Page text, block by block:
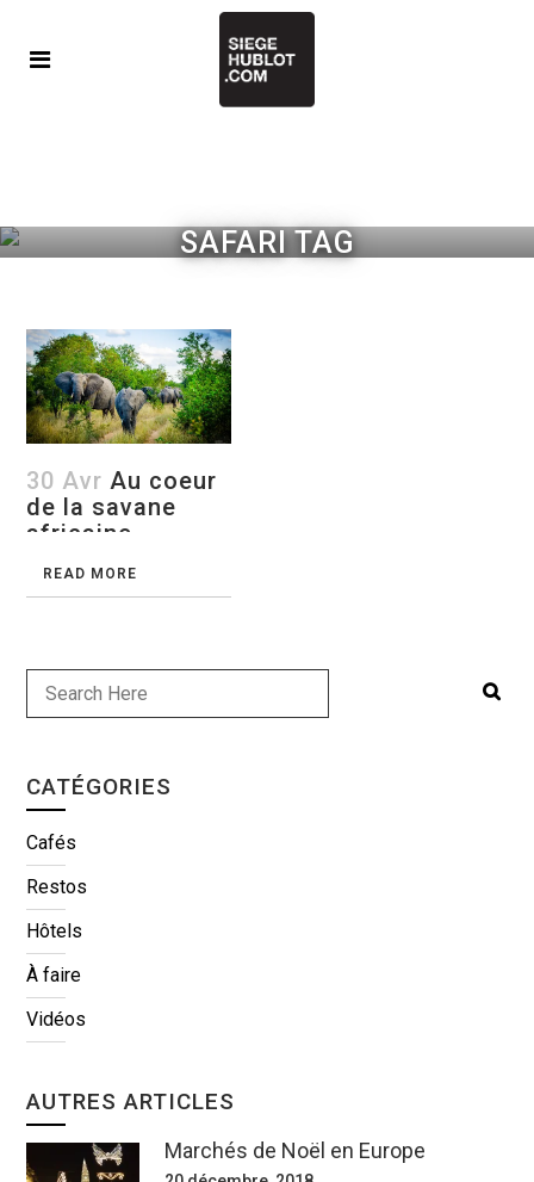
SAFARI TAG
30 Avr Au coeur
de la savane
africaine
READ MORE
CATÉGORIES
Cafés
Restos
Hôtels
À faire
Vidéos
AUTRES ARTICLES
Marchés de Noël en Europe